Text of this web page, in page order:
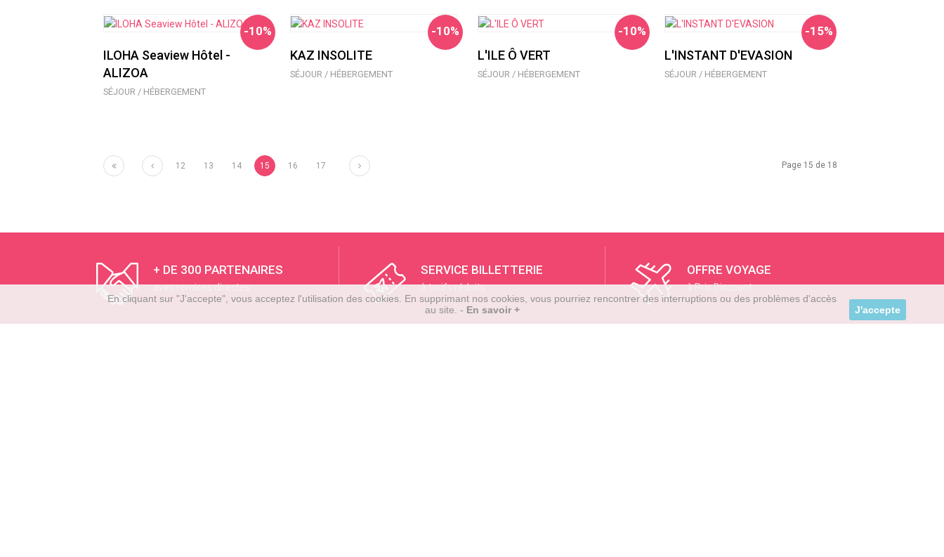
-10%
ILOHA Seaview Hôtel -
ALIZOA
SÉJOUR / HÉBERGEMENT
-10%
KAZ INSOLITE
SÉJOUR / HÉBERGEMENT
-10%
L'ILE Ô VERT
SÉJOUR / HÉBERGEMENT
-15%
L'INSTANT D'EVASION
SÉJOUR / HÉBERGEMENT
Premier Précédent
12 13 14 15 16 17 Suivant Page 15 de 18
+ DE 300 PARTENAIRES
avec remises directes
SERVICE BILLETTERIE
à tarifs réduits
OFFRE VOYAGE
à Prix Discount
En cliquant sur "J'accepte", vous acceptez l'utilisation des cookies. En supprimant nos cookies, vous pourriez rencontrer des interruptions ou des problèmes d'accès
au site. - En savoir + J'accepte